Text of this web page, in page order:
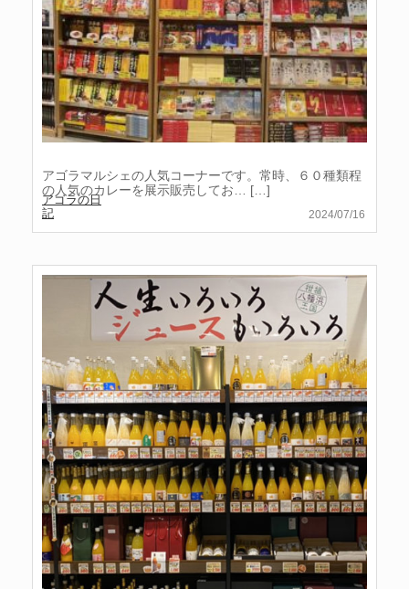
2024/07/16
アゴラの日
記
アゴラマルシェの人気コーナーです。常時、６０種類程
の人気のカレーを展示販売してお… […]